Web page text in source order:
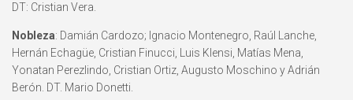
DT: Cristian Vera.
Nobleza: Damián Cardozo; Ignacio Montenegro, Raúl Lanche,
Hernán Echagüe, Cristian Finucci, Luis Klensi, Matías Mena,
Yonatan Perezlindo, Cristian Ortiz, Augusto Moschino y Adrián
Berón. DT. Mario Donetti.